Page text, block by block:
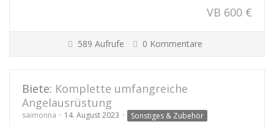
VB 600 €
589 Aufrufe 0 Kommentare
Biete: Komplette umfangreiche
Angelausrüstung
saimonna 14. August 2023 Sonstiges & Zubehör